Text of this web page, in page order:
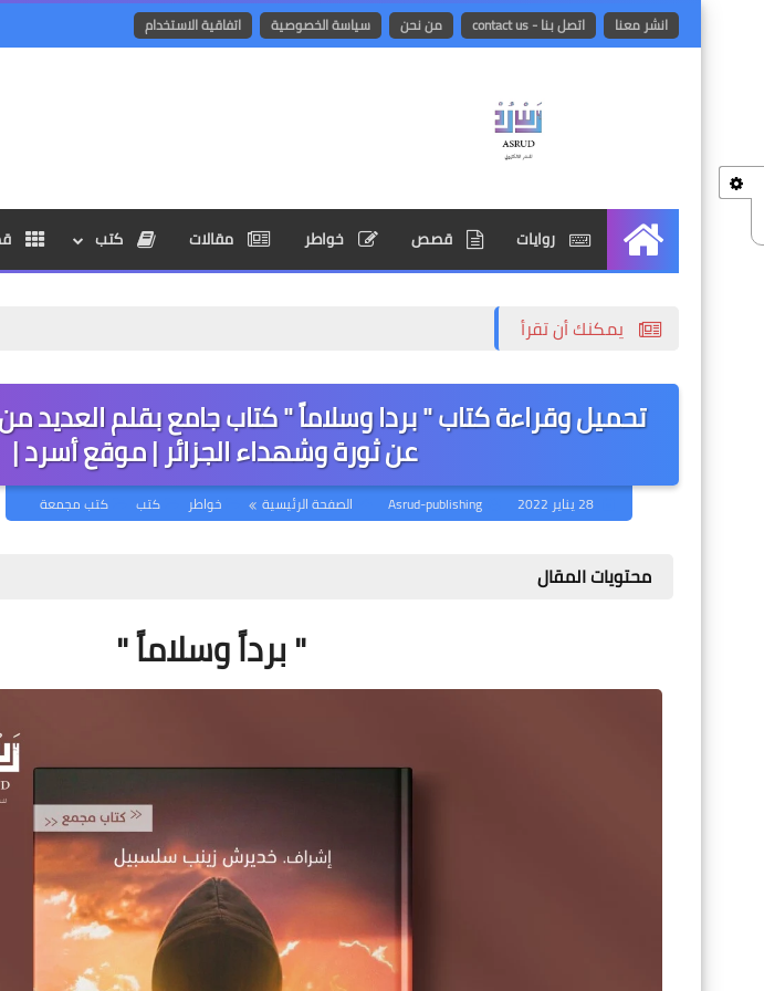
انشر معنا اتصل بنا - contact us من نحن سياسة الخصوصية اتفاقية الاستخدام
الرئيسيةروايات قصص خواطر مقالات كتب
يمكنك أن تقرأ
تحميل وقراءة كتاب " بردا وسلاماً " كتاب جامع بقلم العديد من
عن ثورة وشهداء الجزائر | موقع أسرد |
Asrud-publishing الصفحة الرئيسية خواطر كتب كتب مجمعة
محتويات المقال
" برداً وسلاماً "